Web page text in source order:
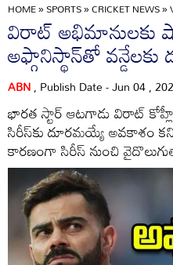
HOME»SPORTS»CRICKET NEWS»
విరాట్ అభిమానులకు
అఫ్గానిస్థాన్‌తో వన్డేలకు
ABN, Publish Date - Jun 04 ,
భారత స్టార్ ఆటగాడు విరాట్ కోహ్లీ
సిరీస్‌కు దూరమయ్యే అవకాశం
కారణంగా సిరీస్‌ నుంచి